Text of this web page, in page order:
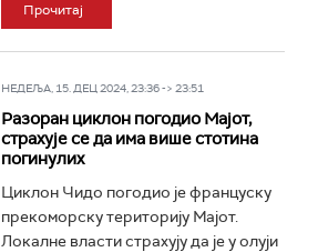
Прочитај
НЕДЕЉА, 15. ДЕЦ 2024, 23:36 -> 23:51
Разоран циклон погодио Мајот,
страхује се да има више стотина
погинулих
Циклон Чидо погодио је француску
прекоморску територију Мајот.
Локалне власти страхују да је у олуји